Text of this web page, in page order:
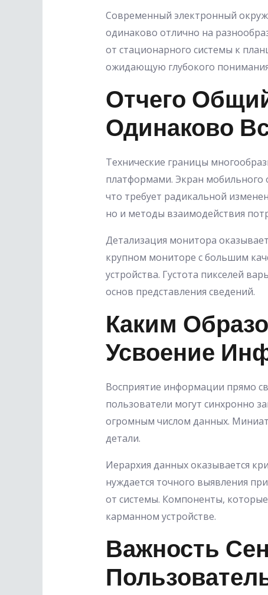
Современный электронный
одинаково отлично на
от стационарного системы к
ожидающую глубокого понимания
Отчего
Одинаково
Технические границы
платформами. Экран мобильного
что требует радикальной
но и методы взаимодействия
Детализация монитора
крупном мониторе с большим
устройства. Густота пикселей
основ представления сведений.
Каким
Усвоение
Восприятие информации прямо
пользователи могут синхронно
огромным числом данных.
детали.
Иерархия данных оказывается
нуждается точного выявления
от системы. Компоненты,
карманном устройстве.
Важность